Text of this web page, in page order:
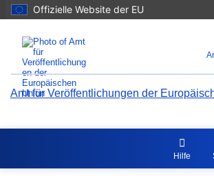
Offizielle Website der EU
Amt für Veröffentlichungen der
Hilfe